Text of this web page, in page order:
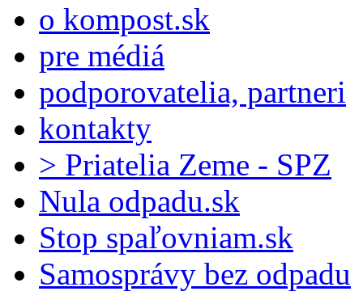
o kompost.sk
pre médiá
podporovatelia, partneri
kontakty
> Priatelia Zeme - SPZ
Nula odpadu.sk
Stop spaľovniam.sk
Samosprávy bez odpadu